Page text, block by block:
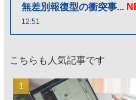
無差別報復型の衝突事...
12:51
こちらも人気記事です